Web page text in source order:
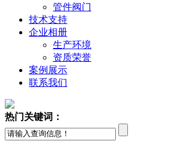
管件阀门
技术支持
企业相册
生产环境
资质荣誉
案例展示
联系我们
热门关键词：